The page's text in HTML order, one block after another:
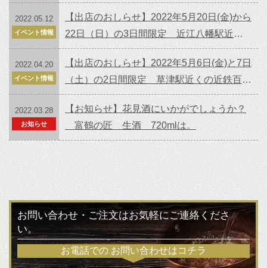
2022.05.12
イベント情報
【出店のおしらせ】2022年5月20日(金)から
22日（日）の3日間限定 近江八幡駅近く
のイオン近江八幡店 1階にて販売！
2022.04.20
イベント情報
【出店のおしらせ】2022年5月6日(金)と7日
（土）の2日間限定 草津駅近くの近鉄百貨
店 1階サービスコーナー近くでお会いしま
す
2022.03.28
お知らせ
【お知らせ】花見酒にいかがでしょうか？
富鶴の匠 生酒 720mlは。
お問い合わせ・ご注文はお気軽にご連絡くださ
い。
お電話での お問い合わせはコチラ